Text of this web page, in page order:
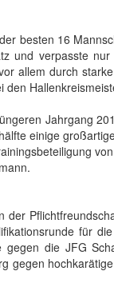
besten 16
und verpasste
allem durch
Jahrgang
einige
für
die JFG
gegen